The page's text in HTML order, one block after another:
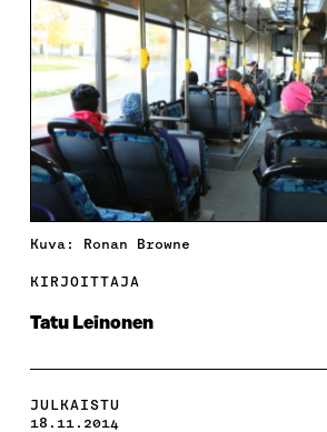
Kuva: Ronan Browne
KIRJOITTAJA
Tatu Leinonen
JULKAISTU
18.11.2014